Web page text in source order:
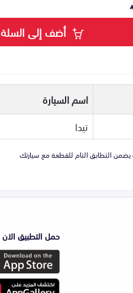
أضف إلى السلة
اسم السيارة
تيدا
حمل التطبيق الان